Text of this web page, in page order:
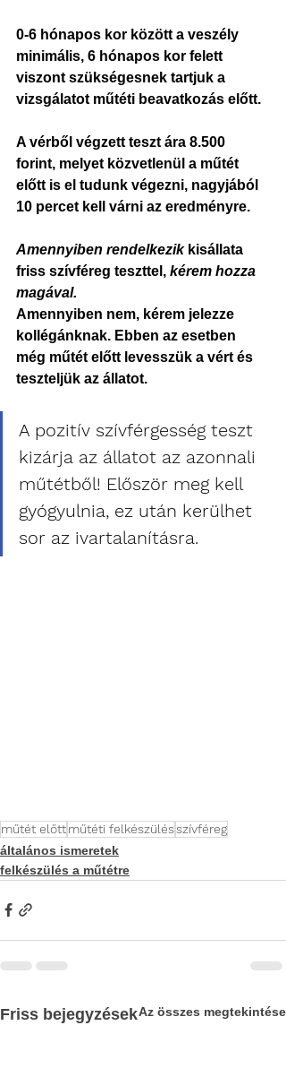
0-6 hónapos kor között a veszély
minimális, 6 hónapos kor felett
viszont szükségesnek tartjuk a
vizsgálatot műtéti beavatkozás előtt.
A vérből végzett teszt ára 8.500
forint, melyet közvetlenül a műtét
előtt is el tudunk végezni, nagyjából
10 percet kell várni az eredményre.
Amennyiben rendelkezik kisállata
friss szívféreg teszttel, kérem hozza
magával.
Amennyiben nem, kérem jelezze
kollégánknak. Ebben az esetben
még műtét előtt levesszük a vért és
teszteljük az állatot.
A pozitív szívférgesség teszt
kizárja az állatot az azonnali
műtétből! Először meg kell
gyógyulnia, ez után kerülhet
sor az ivartalanításra.
műtét előttműtéti felkészülésszívféreg
általános ismeretek
felkészülés a műtétre
Friss bejegyzésekAz összes megtekintése